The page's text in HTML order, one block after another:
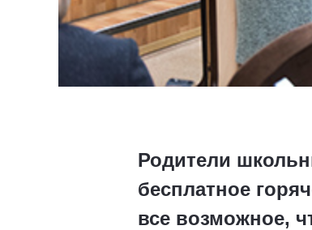
Родители
бесплатное
все возможное,